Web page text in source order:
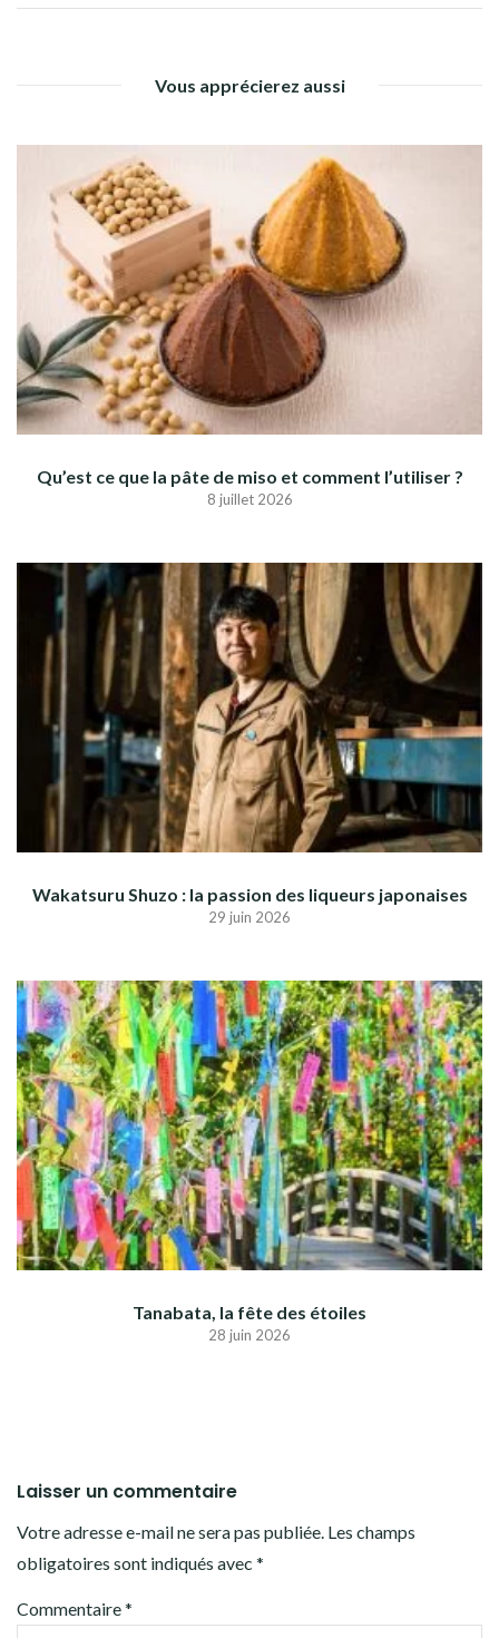
Vous apprécierez aussi
Qu’est ce que la pâte de miso et comment l’utiliser ?
8 juillet 2026
Wakatsuru Shuzo : la passion des liqueurs japonaises
29 juin 2026
Tanabata, la fête des étoiles
28 juin 2026
Laisser un commentaire
Votre adresse e-mail ne sera pas publiée. Les champs
obligatoires sont indiqués avec *
Commentaire*